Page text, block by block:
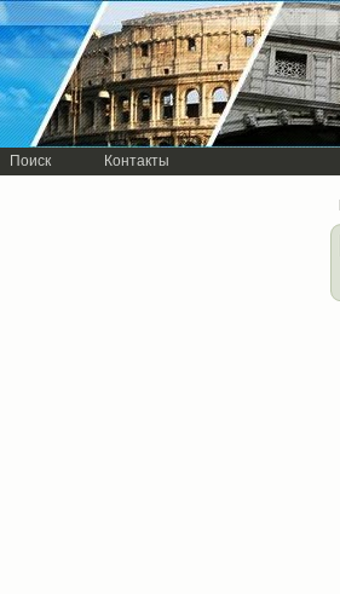
Поиск Контакты